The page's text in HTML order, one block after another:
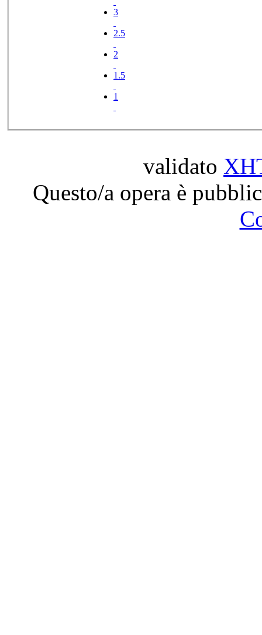
3
2.5
2
1.5
1
validato
Questo/a opera è